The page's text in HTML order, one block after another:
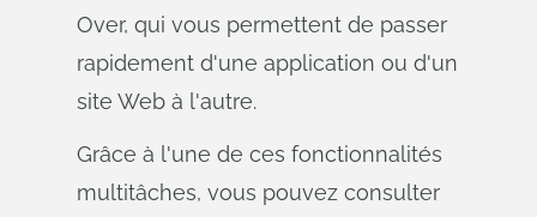
Over, qui vous permettent de passer
rapidement d'une application ou d'un
site Web à l'autre.
Grâce à l'une de ces fonctionnalités
multitâches, vous pouvez consulter